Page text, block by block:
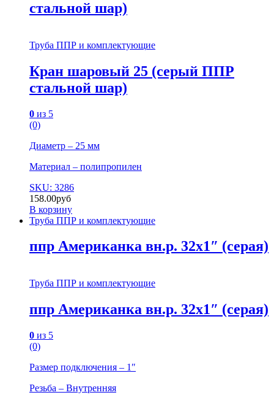
стальной шар)
Труба ППР и комплектующие
Кран шаровый 25 (серый ППР
стальной шар)
0 из 5
(0)
Диаметр – 25 мм
Материал – полипропилен
SKU: 3286
158.00руб
В корзину
Труба ППР и комплектующие
ппр Американка вн.р. 32х1″ (серая)
Труба ППР и комплектующие
ппр Американка вн.р. 32х1″ (серая)
0 из 5
(0)
Размер подключения – 1″
Резьба – Внутренняя